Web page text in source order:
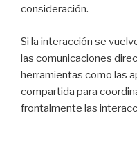
consideración.
Si la interacción se
las comunicaciones
herramientas como las
compartida para
frontalmente las